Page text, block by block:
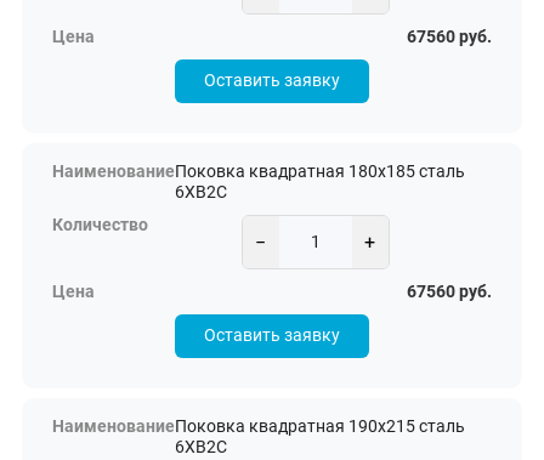
67560 руб.
Оставить заявку
Поковка квадратная 180х185 сталь
6ХВ2С
− +
67560 руб.
Оставить заявку
Поковка квадратная 190х215 сталь
6ХВ2С